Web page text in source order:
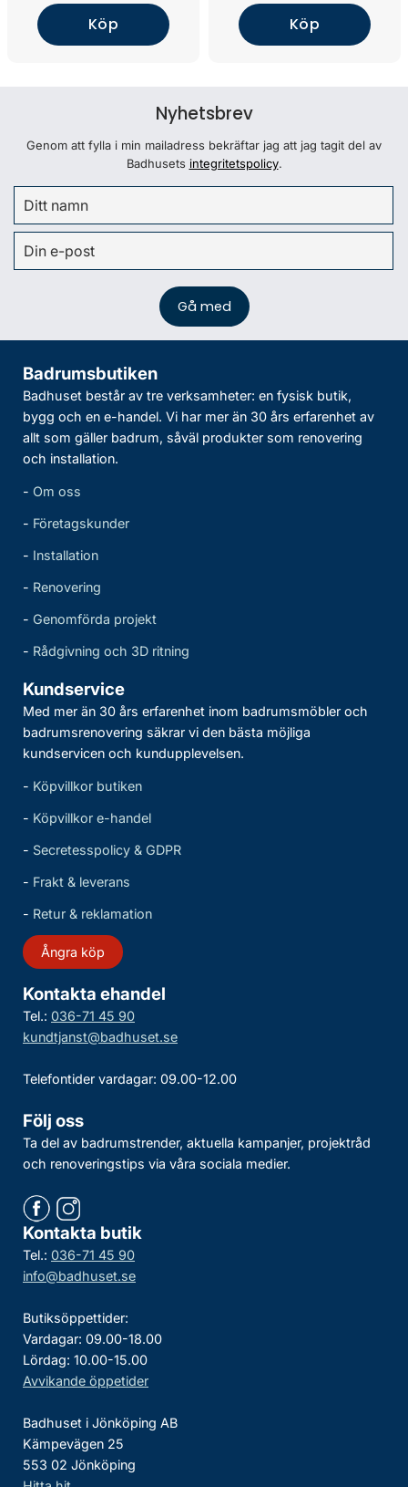
Köp Köp
Nyhetsbrev
Genom att fylla i min mailadress bekräftar jag att jag tagit del av
Badhusets integritetspolicy.
Badrumsbutiken
Badhuset består av tre verksamheter: en fysisk butik,
bygg och en e-handel. Vi har mer än 30 års erfarenhet av
allt som gäller badrum, såväl produkter som renovering
och installation.
- Om oss
- Företagskunder
- Installation
- Renovering
- Genomförda projekt
- Rådgivning och 3D ritning
Kundservice
Med mer än 30 års erfarenhet inom badrumsmöbler och
badrumsrenovering säkrar vi den bästa möjliga
kundservicen och kundupplevelsen.
- Köpvillkor butiken
- Köpvillkor e-handel
- Secretesspolicy & GDPR
- Frakt & leverans
- Retur & reklamation
Ångra köp
Kontakta ehandel
Tel.: 036-71 45 90
kundtjanst@badhuset.se
Telefontider vardagar: 09.00-12.00
Följ oss
Ta del av badrumstrender, aktuella kampanjer, projektråd
och renoveringstips via våra sociala medier.
Kontakta butik
Tel.: 036-71 45 90
info@badhuset.se
Butiksöppettider:
Vardagar: 09.00-18.00
Lördag: 10.00-15.00
Avvikande öppetider
Badhuset i Jönköping AB
Kämpevägen 25
553 02 Jönköping